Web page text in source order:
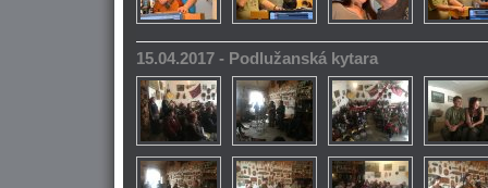
15.04.2017 - Podlužanská kytara